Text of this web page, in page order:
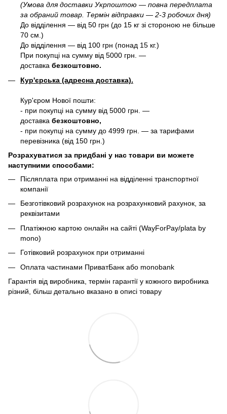
(Умова для доставки Укрпоштою — повна передплата
за обраний товар. Термін відправки — 2-3 робочих дня)
До відділення — від 50 грн (до 15 кг зі стороною не більше
70 см.)
До відділення — від 100 грн (понад 15 кг.)
При покупці на сумму від 5000 грн. —
доставка безкоштовно.
Кур'єрська (адресна доставка).
Кур'єром Нової пошти:
- при покупці на сумму від 5000 грн. —
доставка безкоштовно,
- при покупці на сумму до 4999 грн. — за тарифами
перевізника (від 150 грн.)
Розрахуватися за придбані у нас товари ви можете
наступними способами:
Післяплата при отриманні на відділенні транспортної
компанії
Безготівковий розрахунок на розрахунковий рахунок, за
реквізитами
Платіжною картою онлайн на сайті (WayForPay/plata by
mono)
Готівковий розрахунок при отриманні
Оплата частинами ПриватБанк або monobank
Гарантія від виробника, термін гарантії у кожного виробника
різний, більш детально вказано в описі товару